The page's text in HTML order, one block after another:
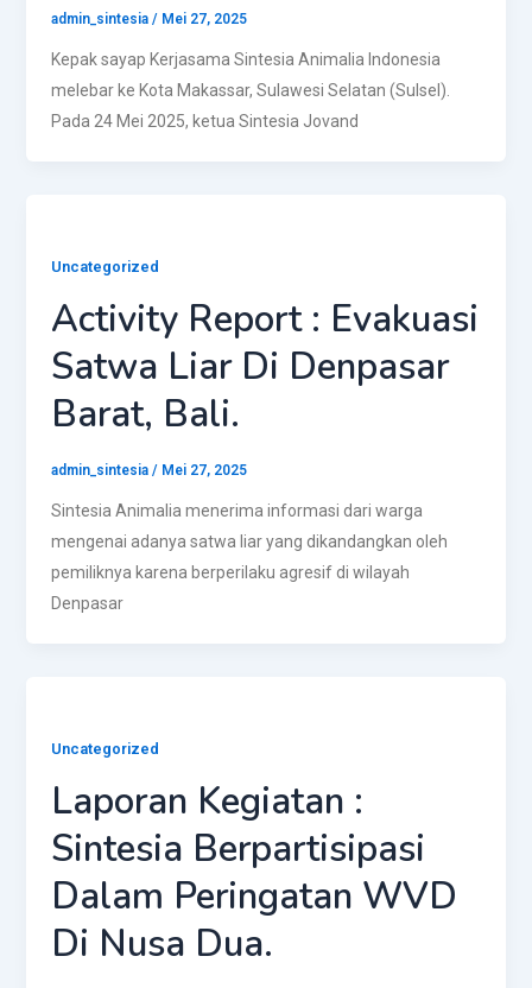
admin_sintesia / Mei 27, 2025
Kepak sayap Kerjasama Sintesia Animalia Indonesia
melebar ke Kota Makassar, Sulawesi Selatan (Sulsel).
Pada 24 Mei 2025, ketua Sintesia Jovand
Uncategorized
Activity Report : Evakuasi
Satwa Liar Di Denpasar
Barat, Bali.
admin_sintesia / Mei 27, 2025
Sintesia Animalia menerima informasi dari warga
mengenai adanya satwa liar yang dikandangkan oleh
pemiliknya karena berperilaku agresif di wilayah
Denpasar
Uncategorized
Laporan Kegiatan :
Sintesia Berpartisipasi
Dalam Peringatan WVD
Di Nusa Dua.